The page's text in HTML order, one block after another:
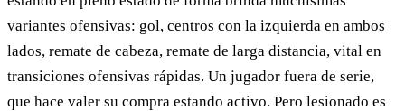
variantes ofensivas: gol, centros con la izquierda en ambos
lados, remate de cabeza, remate de larga distancia, vital en
transiciones ofensivas rápidas. Un jugador fuera de serie,
que hace valer su compra estando activo. Pero lesionado es